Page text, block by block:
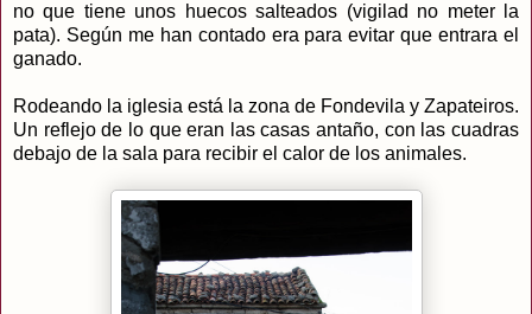
no que tiene unos huecos salteados (vigilad no meter la
pata). Según me han contado era para evitar que entrara el
ganado.
Rodeando la iglesia está la zona de Fondevila y Zapateiros.
Un reflejo de lo que eran las casas antaño, con las cuadras
debajo de la sala para recibir el calor de los animales.